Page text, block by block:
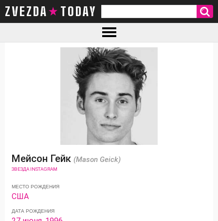
ZVEZDA TODAY
Мейсон Гейк (Mason Geick)
ЗВЕЗДА INSTAGRAM
МЕСТО РОЖДЕНИЯ
США
ДАТА РОЖДЕНИЯ